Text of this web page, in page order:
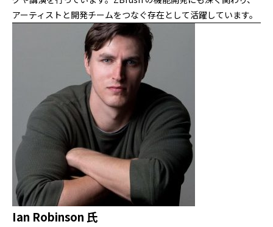
アーティストと開発チームをつなぐ存在として活躍しています。
Ian Robinson 氏